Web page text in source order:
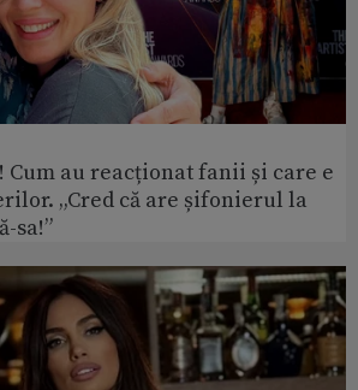
Cum au reacționat fanii și care e
„Cred că are șifonierul la
sa!”